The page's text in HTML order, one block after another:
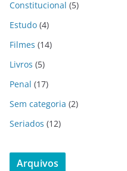
Constitucional (5)
Estudo (4)
Filmes (14)
Livros (5)
Penal (17)
Sem categoria (2)
Seriados (12)
Arquivos